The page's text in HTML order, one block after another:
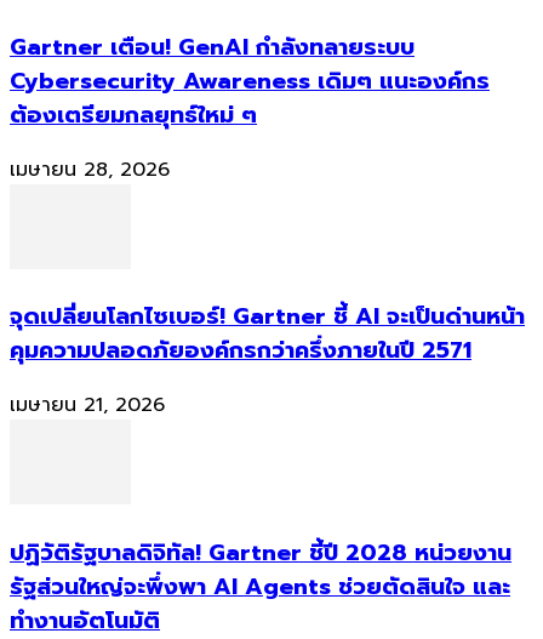
Gartner เตือน! GenAI กำลังทลายระบบ
Cybersecurity Awareness เดิมๆ แนะองค์กร
ต้องเตรียมกลยุทธ์ใหม่ ๆ
เมษายน 28, 2026
จุดเปลี่ยนโลกไซเบอร์! Gartner ชี้ AI จะเป็นด่านหน้า
คุมความปลอดภัยองค์กรกว่าครึ่งภายในปี 2571
เมษายน 21, 2026
ปฏิวัติรัฐบาลดิจิทัล! Gartner ชี้ปี 2028 หน่วยงาน
รัฐส่วนใหญ่จะพึ่งพา AI Agents ช่วยตัดสินใจ และ
ทำงานอัตโนมัติ